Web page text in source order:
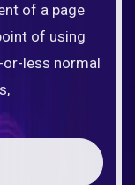
of a page
of using
less normal